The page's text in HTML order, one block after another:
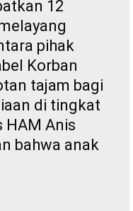
12
pihak
Korban
tajam bagi
di tingkat
HAM Anis
bahwa anak